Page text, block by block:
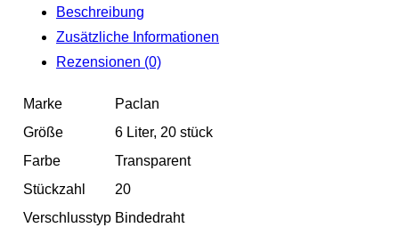
Beschreibung
Zusätzliche Informationen
Rezensionen (0)
Marke
Paclan
Größe
6 Liter, 20 stück
Farbe
Transparent
Stückzahl
20
Verschlusstyp Bindedraht